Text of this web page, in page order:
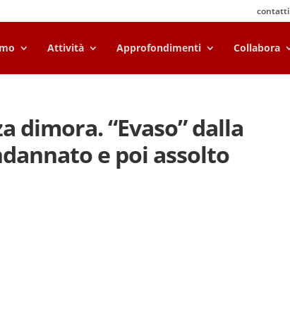
contatti
Attività Approfondimenti Collabora
dimora. “Evaso” dalla
e poi assolto